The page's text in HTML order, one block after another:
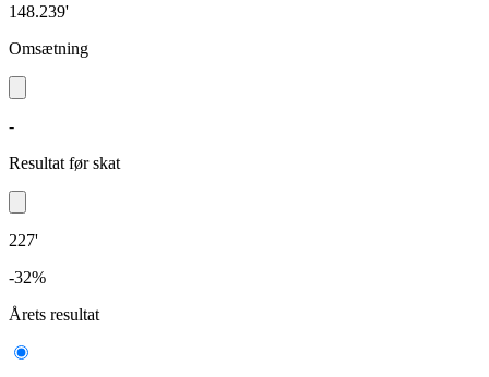
148.239'
Omsætning
-
Resultat før skat
227'
-32%
Årets resultat